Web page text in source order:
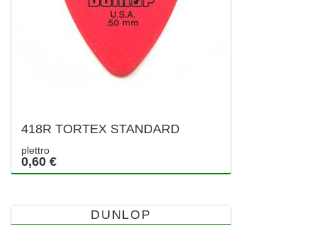
418R TORTEX STANDARD
plettro
0,60 €
DUNLOP